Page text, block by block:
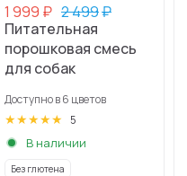
1 999 ₽ 2 499₽
Питательная
порошковая смесь
для собак
белый
черный
серебристый
золотой
красный
синий
Доступно в 6 цветов
5
В наличии
Без глютена